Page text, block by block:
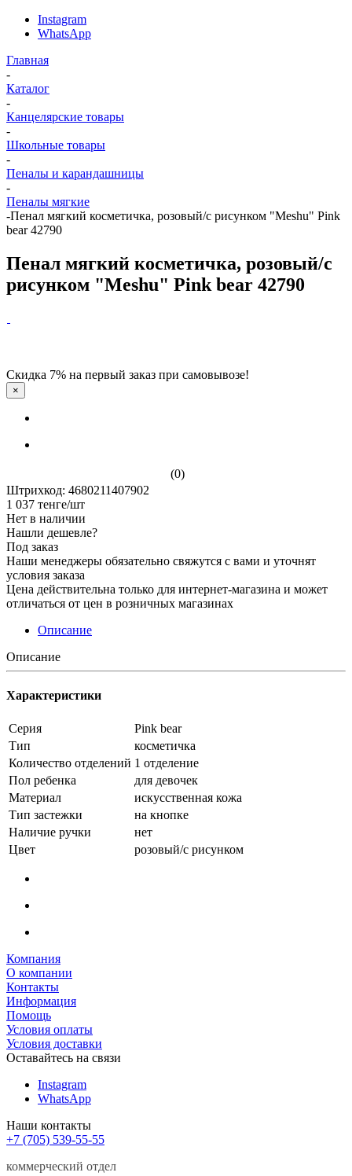
Instagram
WhatsApp
Главная
-
Каталог
-
Канцелярские товары
-
Школьные товары
-
Пеналы и карандашницы
-
Пеналы мягкие
-Пенал мягкий косметичка, розовый/с рисунком "Meshu" Pink
bear 42790
Пенал мягкий косметичка, розовый/с
рисунком "Meshu" Pink bear 42790
Скидка 7% на первый заказ при самовывозе!
×
(0)
Штрихкод: 4680211407902
1 037 тенге/шт
Нет в наличии
Нашли дешевле?
Под заказ
Наши менеджеры обязательно свяжутся с вами и уточнят
условия заказа
Цена действительна только для интернет-магазина и может
отличаться от цен в розничных магазинах
Описание
Описание
Характеристики
Серия
Pink bear
Тип
косметичка
Количество отделений 1 отделение
Пол ребенка
для девочек
Материал
искусственная кожа
Тип застежки
на кнопке
Наличие ручки
нет
Цвет
розовый/с рисунком
Компания
О компании
Контакты
Информация
Помощь
Условия оплаты
Условия доставки
Оставайтесь на связи
Instagram
WhatsApp
Наши контакты
+7 (705) 539-55-55
коммерческий отдел